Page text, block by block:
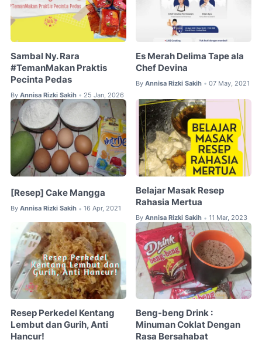
Sambal Ny. Rara
#TemanMakan Praktis
Pecinta Pedas
By Annisa Rizki Sakih • 25 Jan, 2026
Es Merah Delima Tape ala
Chef Devina
By Annisa Rizki Sakih • 07 May, 2021
[Resep] Cake Mangga
By Annisa Rizki Sakih • 16 Apr, 2021
Belajar Masak Resep
Rahasia Mertua
By Annisa Rizki Sakih • 11 Mar, 2023
Resep Perkedel Kentang
Lembut dan Gurih, Anti
Hancur!
Beng-beng Drink :
Minuman Coklat Dengan
Rasa Bersahabat